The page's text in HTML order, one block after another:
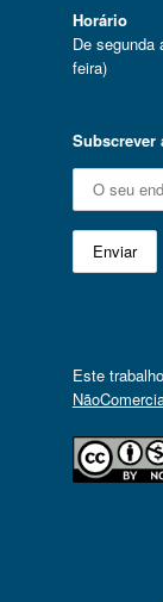
Horário
De segunda
feira)
Subscrever
Este